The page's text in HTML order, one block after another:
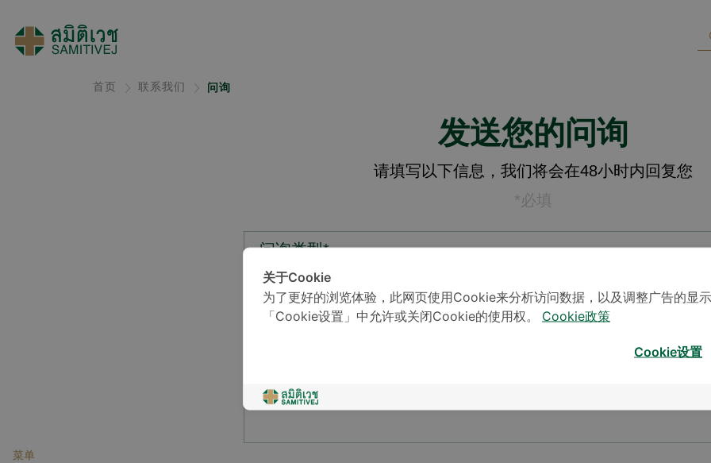
菜单
首页 联系我们 问询
发送您的问询
请填写以下信息，我们将会在48小时内回复您
*必填
问询类型*
位置*
关于Cookie
为了更好的浏览体验，此网页使用Cookie来分析访问数据，以及调整广告的显
「Cookie设置」中允许或关闭Cookie的使用权。
Cookie政策
Cookie设置